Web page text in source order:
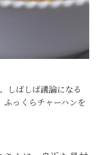
しばしば議論になる
っくらチャーハンを